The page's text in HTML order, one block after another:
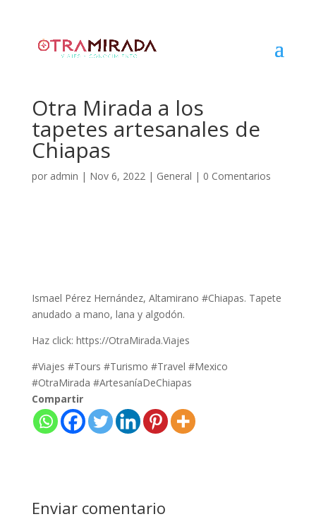
Otra Mirada a los
tapetes artesanales de
Chiapas
por admin | Nov 6, 2022| General | 0 Comentarios
Ismael Pérez Hernández, Altamirano #Chiapas. Tapete
anudado a mano, lana y algodón.
Haz click: https://OtraMirada.Viajes
#Viajes #Tours #Turismo #Travel #Mexico
#OtraMirada #ArtesaníaDeChiapas
Compartir
Enviar comentario